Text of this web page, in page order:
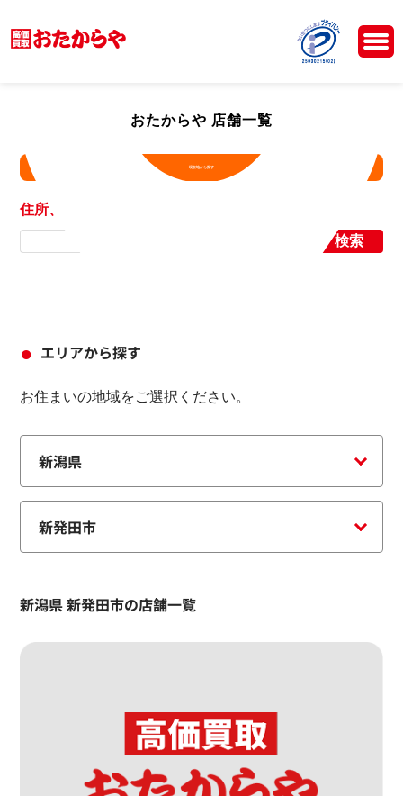
おたからや 店舗一覧
現在地から探す
住所、店舗名から探す
検索
エリアから探す
お住まいの地域をご選択ください。
新潟県 新発田市の店舗一覧